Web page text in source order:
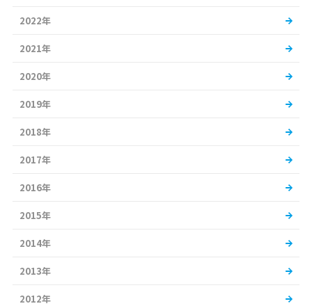
2022年
2021年
2020年
2019年
2018年
2017年
2016年
2015年
2014年
2013年
2012年